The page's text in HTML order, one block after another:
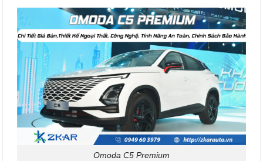
Omoda C5 Premium